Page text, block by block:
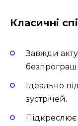
Класичні
Завжди
Ідеально
зустрічей.